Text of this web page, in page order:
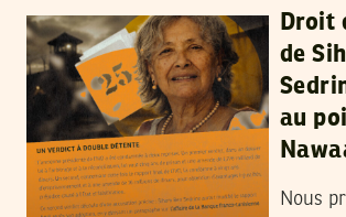
Droit
de
au
Nous